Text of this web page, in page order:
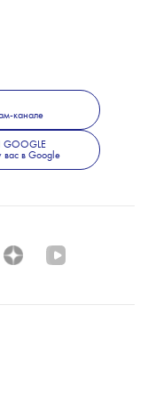
резиденция
South Seas
канале
вас в Google